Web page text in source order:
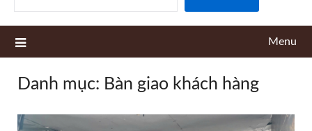
Menu
Danh mục: Bàn giao khách hàng